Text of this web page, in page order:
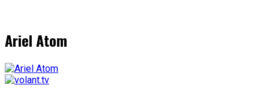
Ariel Atom